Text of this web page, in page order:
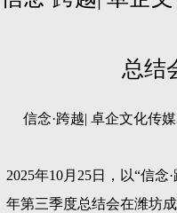
总结
信念·跨越| 卓企文化传
2025年10月25日，以“信念
年第三季度总结会在潍坊